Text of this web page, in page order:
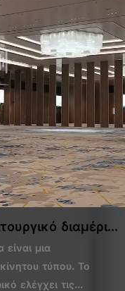
διαμέρισμ
είναι μια
τύπου. Το
ελέγχει τις